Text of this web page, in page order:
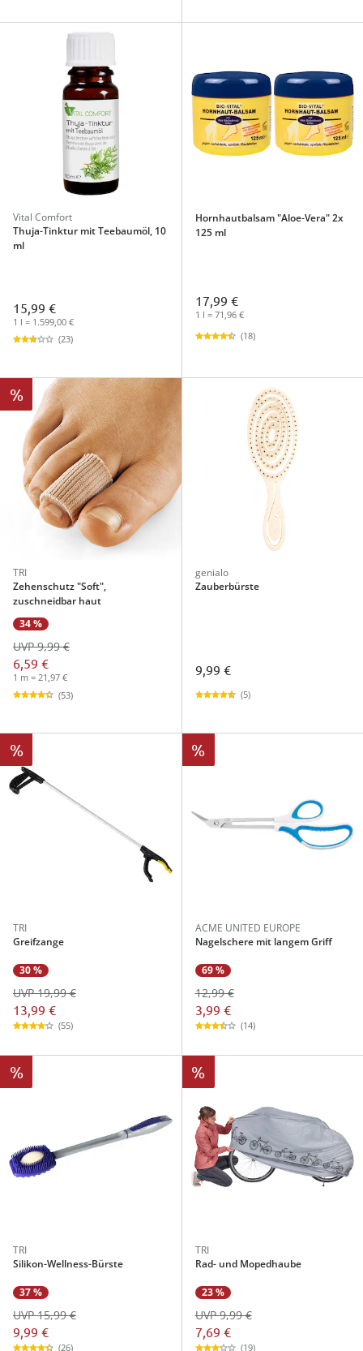
Vital Comfort
Thuja-Tinktur mit Teebaumöl, 10
ml
15,99 €
1 l = 1.599,00 €
(23)
Hornhautbalsam "Aloe-Vera" 2x
125 ml
17,99 €
1 l = 71,96 €
(18)
%
TRI
Zehenschutz "Soft",
zuschneidbar haut
34 %
6,59 €
UVP 9,99 €
1 m = 21,97 €
(53)
genialo
Zauberbürste
9,99 €
(5)
%
TRI
Greifzange
30 %
13,99 €
UVP 19,99 €
(55)
%
ACME UNITED EUROPE
Nagelschere mit langem Griff
69 %
12,99 €
3,99 €
(14)
%
TRI
Silikon-Wellness-Bürste
37 %
9,99 €
UVP 15,99 €
(26)
%
TRI
Rad- und Mopedhaube
23 %
7,69 €
UVP 9,99 €
(19)